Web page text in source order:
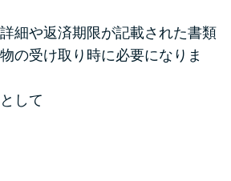
細や返済期限が記載された書類
の受け取り時に必要になりま
して